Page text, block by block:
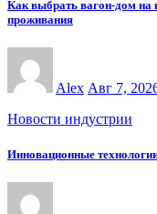
Как выбрать вагон-дом на
проживания
Alex Авг 7,
Новости индустрии
Инновационные